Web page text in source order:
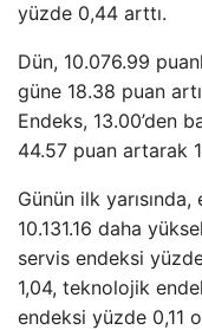
yüzde 0,44 arttı.
Dün, 10.076.99
güne 18.38 puan
Endeks, 13.00’den
44.57 puan artarak
Günün ilk
10.131.16 daha
servis endeksi
1,04, teknolojik
endeksi yüzde 0,11